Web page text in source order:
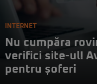
INTERNET
Nu cumpăra
verifici site-ul!
pentru șoferi